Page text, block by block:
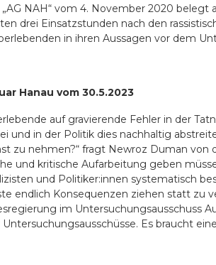
NAH“ vom 4. November 2020 belegt
drei Einsatzstunden nach den
in ihren Aussagen vor dem
Hanau vom 30.5.2023
auf gravierende Fehler in der
und in der Politik dies nachhaltig
zu nehmen?“ fragt Newroz Duman von
und kritische Aufarbeitung geben
und Politiker:innen systematisch
endlich Konsequenzen ziehen statt zu
im Untersuchungsausschuss
Es braucht